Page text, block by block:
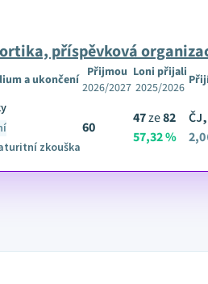
příspěvková
a ukončení Přijmou
2026/2027
Loni přijali
2025/2026
zkouška
60
47ze82
57,32 %
2,0